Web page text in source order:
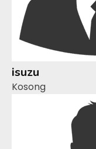
isuzu
Kosong